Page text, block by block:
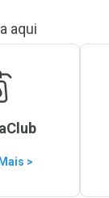
aqui
>